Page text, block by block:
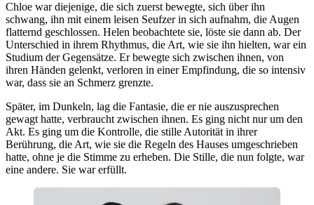
Chloe war diejenige, die sich zuerst bewegte, sich über ihn
schwang, ihn mit einem leisen Seufzer in sich aufnahm, die Augen
flatternd geschlossen. Helen beobachtete sie, löste sie dann ab. Der
Unterschied in ihrem Rhythmus, die Art, wie sie ihn hielten, war ein
Studium der Gegensätze. Er bewegte sich zwischen ihnen, von
ihren Händen gelenkt, verloren in einer Empfindung, die so intensiv
war, dass sie an Schmerz grenzte.
Später, im Dunkeln, lag die Fantasie, die er nie auszusprechen
gewagt hatte, verbraucht zwischen ihnen. Es ging nicht nur um den
Akt. Es ging um die Kontrolle, die stille Autorität in ihrer
Berührung, die Art, wie sie die Regeln des Hauses umgeschrieben
hatte, ohne je die Stimme zu erheben. Die Stille, die nun folgte, war
eine andere. Sie war erfüllt.